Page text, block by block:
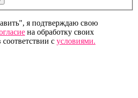
я подтверждаю свою
на обработку своих
с условиями.